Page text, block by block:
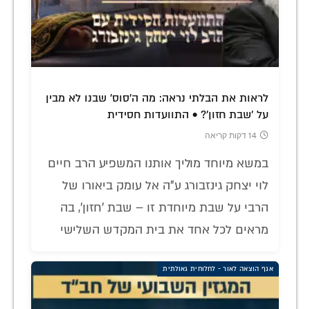
לראות את הבלתי נראה: מה ה'סוס' שבנו לא מבין
על 'שבת חזון'? • התוועדות חסידית
14 דקות קריאה
במשא מיוחד מוליך אותנו המשפיע הרב חיים
לוי יצחק גינזבורג ע"ה אל עומק ביאורו של
הרבי על שבת מיוחדת זו – שבת 'חזון', בה
מראים לכל אחד את בית המקדש השלישי
אגף הוצאה לאור - לחלוחית גאולתית